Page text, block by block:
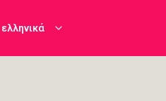
ελληνικά